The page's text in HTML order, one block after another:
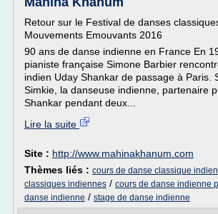
Retour sur le Festival de danses
Mouvements Emouvants 2016
90 ans de danse indienne en France En
pianiste française Simone Barbier
indien Uday Shankar de passage à Paris.
Simkie, la danseuse indienne, partenaire
Shankar pendant deux...
Lire la suite
Site : http://www.mahinakhanum.com
Thèmes liés : cours de danse classique
classiques indiennes / cours de danse indienne
danse indienne / stage de danse indienne